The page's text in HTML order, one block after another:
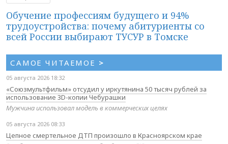
Обучение профессиям будущего и 94%
трудоустройства: почему абитуриенты со
всей России выбирают ТУСУР в Томске
САМОЕ ЧИТАЕМОЕ >
05 августа 2026 18:32
«Союзмультфильм» отсудил у иркутянина 50 тысяч рублей за
использование 3D-копии Чебурашки
Мужчина использовал модель в коммерческих целях
05 августа 2026 08:33
Цепное смертельное ДТП произошло в Красноярском крае